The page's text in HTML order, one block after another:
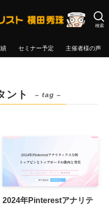
検索
セミナー予定 主催者様の声
ント – tag –
2024年Pinterestアナリテ